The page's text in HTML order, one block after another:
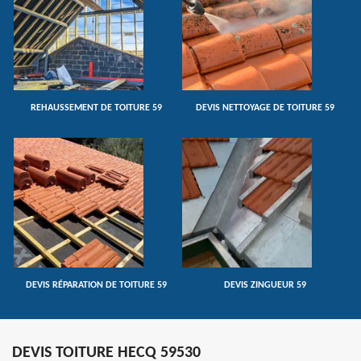
REHAUSSEMENT DE TOITURE 59 DEVIS NETTOYAGE DE TOITURE 59
DEVIS RÉPARATION DE TOITURE 59 DEVIS ZINGUEUR 59
DEVIS TOITURE HECQ 59530